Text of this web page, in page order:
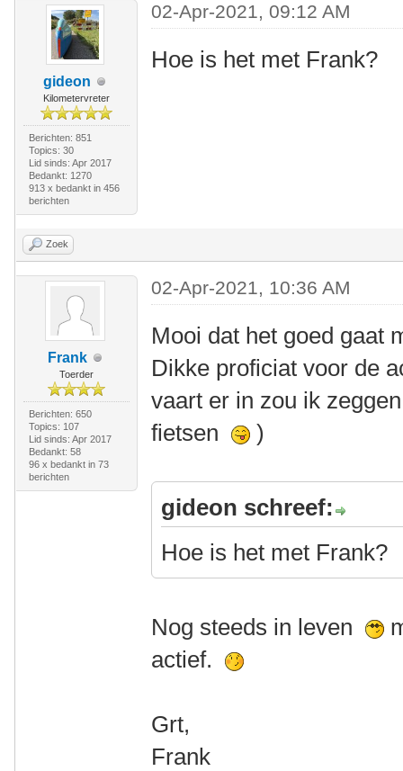
gideon
Kilometervreter
Berichten: 851
Topics: 30
Lid sinds: Apr 2017
Bedankt: 1270
913 x bedankt in 456
berichten
02-Apr-2021, 09:12 AM
Hoe is het met Frank?
Zoek
Frank
Toerder
Berichten: 650
Topics: 107
Lid sinds: Apr 2017
Bedankt: 58
96 x bedankt in 73
berichten
02-Apr-2021, 10:36 AM
Mooi dat het goed gaat
Dikke proficiat voor de
vaart er in zou ik
fietsen
)
gideon schreef:
Hoe is het met Frank?
Nog steeds in leven
actief.
Grt,
Frank